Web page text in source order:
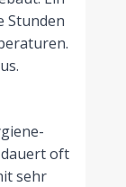
Stunden
dauert oft
sehr